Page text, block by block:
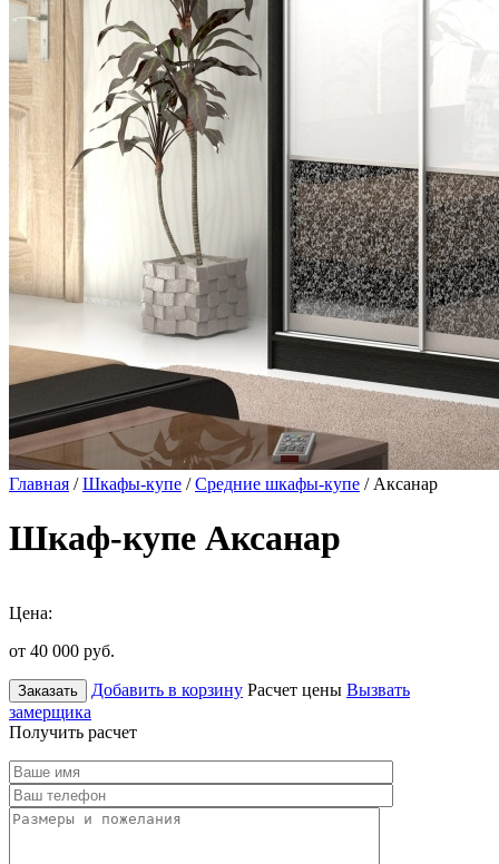
Главная /Шкафы-купе /Средние шкафы-купе / Аксанар
Шкаф-купе Аксанар
Цена:
от 40 000 руб.
Заказать Добавить в корзину Расчет цены Вызвать
замерщика
Получить расчет